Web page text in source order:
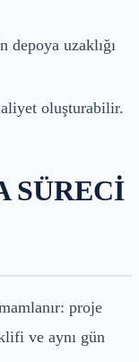
depoya uzaklığı
oluşturabilir.
SÜRECI
proje
ve aynı gün